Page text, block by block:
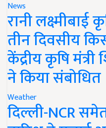
News
रानी लक्ष्मीबाई
तीन दिवसीय
केंद्रीय कृषि
ने किया संबोधित
Weather
दिल्ली-NCR